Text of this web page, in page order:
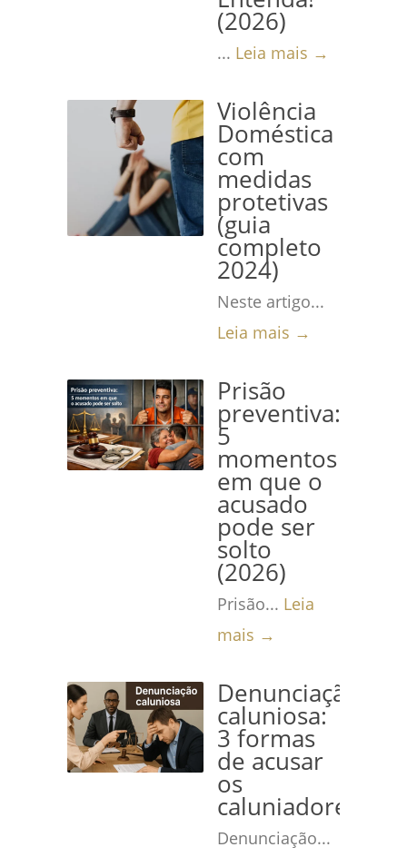
(2026)
... Leia mais →
Violência
Doméstica
com
medidas
protetivas
(guia
completo
2024)
Neste artigo...
Leia mais →
Prisão
preventiva:
5
momentos
em que o
acusado
pode ser
solto
(2026)
Prisão... Leia
mais →
Denunciação
caluniosa:
3 formas
de acusar
os
caluniadores
Denunciação...